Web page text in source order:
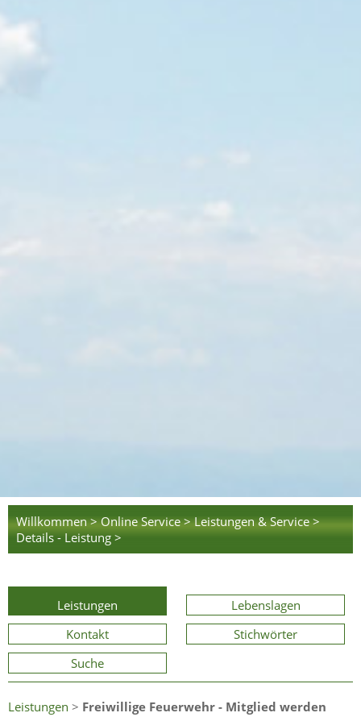
Willkommen > Online Service > Leistungen & Service >
Details - Leistung >
Leistungen
Lebenslagen
Kontakt
Stichwörter
Suche
Leistungen > Freiwillige Feuerwehr - Mitglied werden